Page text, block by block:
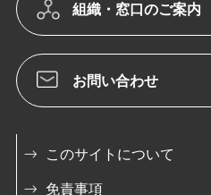
組織・窓口のご案内
お問い合わせ
このサイトについて
免責事項